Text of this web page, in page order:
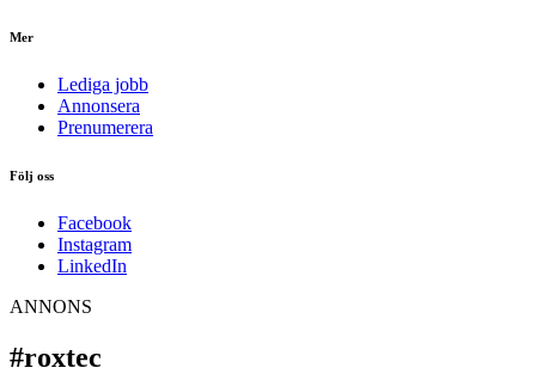
Mer
Lediga jobb
Annonsera
Prenumerera
Följ oss
Facebook
Instagram
LinkedIn
ANNONS
#roxtec